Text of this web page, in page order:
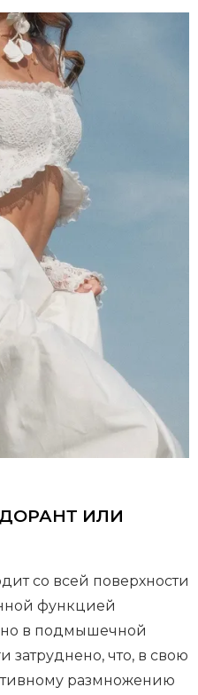
ИЛИ
со всей поверхности
функцией
в подмышечной
затруднено, что, в свою
размножению